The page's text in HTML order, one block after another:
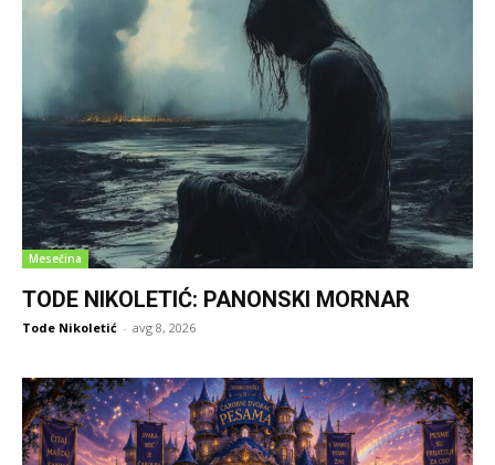
Mesečina
TODE NIKOLETIĆ: PANONSKI MORNAR
Tode Nikoletić - avg 8, 2026